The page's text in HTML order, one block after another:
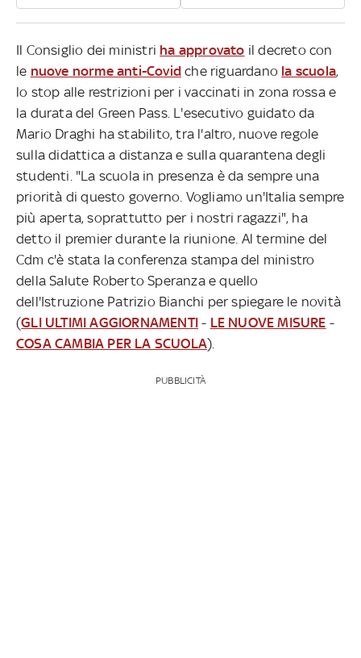
Il Consiglio dei ministri ha approvato il decreto con
le nuove norme anti-Covid che riguardano la scuola,
lo stop alle restrizioni per i vaccinati in zona rossa e
la durata del Green Pass. L'esecutivo guidato da
Mario Draghi ha stabilito, tra l'altro, nuove regole
sulla didattica a distanza e sulla quarantena degli
studenti. "La scuola in presenza è da sempre una
priorità di questo governo. Vogliamo un'Italia sempre
più aperta, soprattutto per i nostri ragazzi", ha
detto il premier durante la riunione. Al termine del
Cdm c'è stata la conferenza stampa del ministro
della Salute Roberto Speranza e quello
dell'Istruzione Patrizio Bianchi per spiegare le novità
(GLI ULTIMI AGGIORNAMENTI - LE NUOVE MISURE -
COSA CAMBIA PER LA SCUOLA).
PUBBLICITÀ